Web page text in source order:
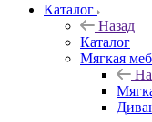
Каталог
Назад
Каталог
Мягкая